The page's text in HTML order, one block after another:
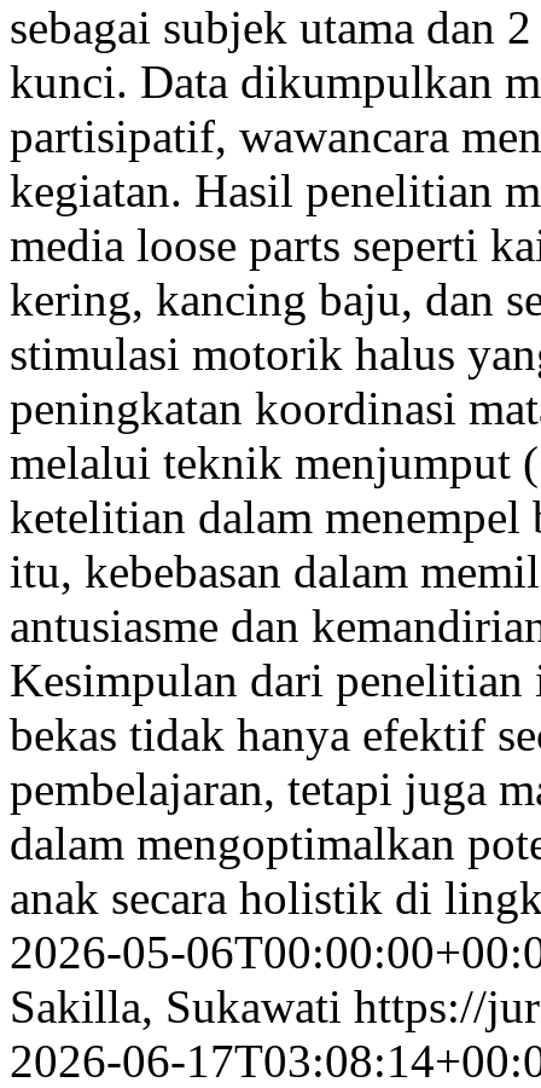
sebagai subjek utama dan
kunci. Data dikumpulkan
partisipatif, wawancara
kegiatan. Hasil penelitian
media loose parts seperti
kering, kancing baju, dan
stimulasi motorik halus
peningkatan koordinasi
melalui teknik menjumput
ketelitian dalam menempel
itu, kebebasan dalam
antusiasme dan
Kesimpulan dari penelitian
bekas tidak hanya efektif
pembelajaran, tetapi juga
dalam mengoptimalkan
anak secara holistik di
2026-05-
Sakilla, Sukawati https://
2026-06-